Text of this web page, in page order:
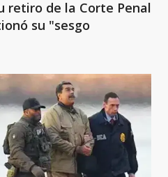
retiro de la Corte Penal
su "sesgo